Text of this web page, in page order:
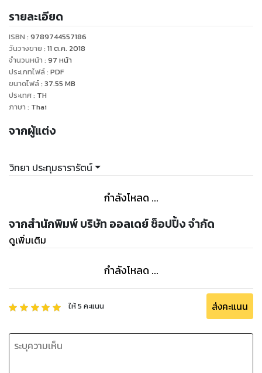
รายละเอียด
ISBN : 9789744557186
วันวางขาย : 11 ต.ค. 2018
จำนวนหน้า : 97 หน้า
ประเภทไฟล์: PDF
ขนาดไฟล์: 37.55 MB
ประเทศ: TH
ภาษา : Thai
จากผู้แต่ง
วิทยา ประทุมธารารัตน์
กำลังโหลด ...
จากสำนักพิมพ์ บริษัท ออลเดย์ ช็อปปิ้ง จำกัด
ดูเพิ่มเติม
กำลังโหลด ...
ให้5 คะแนน ส่งคะแนน